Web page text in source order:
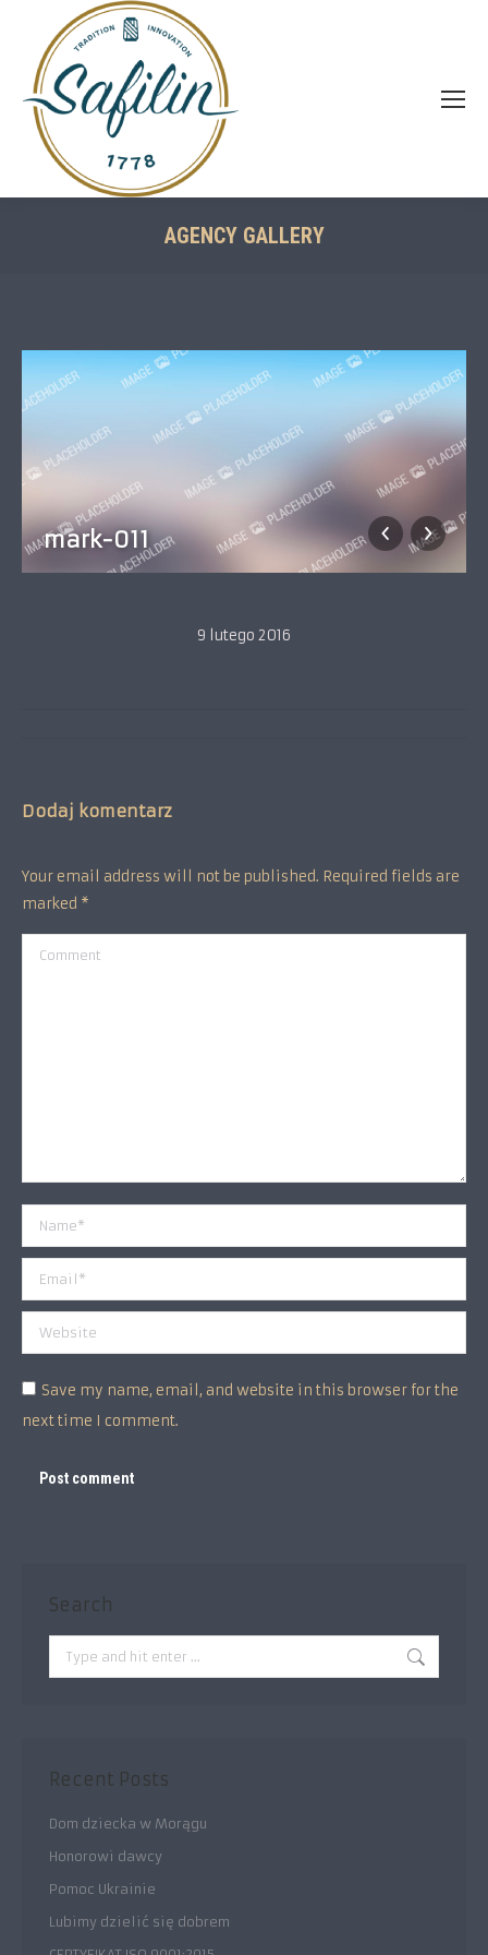
AGENCY GALLERY
mark-011
9 lutego 2016
Dodaj komentarz
Your email address will not be published. Required fields are
marked *
Comment
Name *
Email *
Website
Save my name, email, and website in this browser for the
next time I comment.
Post comment
Search
Search:
Recent Posts
Dom dziecka w Morągu
Honorowi dawcy
Pomoc Ukrainie
Lubimy dzielić się dobrem